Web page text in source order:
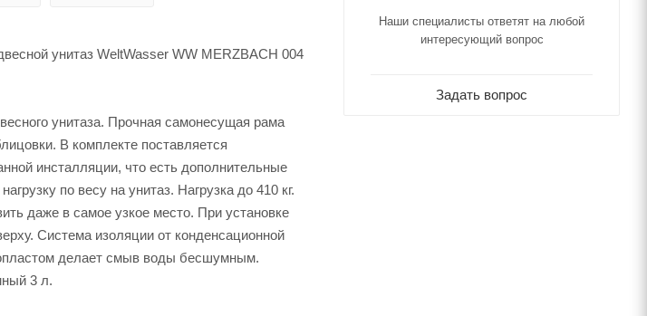
унитаз WeltWasser WW MERZBACH 004
унитаза. Прочная самонесущая рама
В комплекте поставляется
инсталляции, что есть дополнительные
по весу на унитаз. Нагрузка до 410 кг.
даже в самое узкое место. При установке
Система изоляции от конденсационной
делает смыв воды бесшумным.
3 л.
Наши специалисты ответят на любой
интересующий вопрос
Задать вопрос